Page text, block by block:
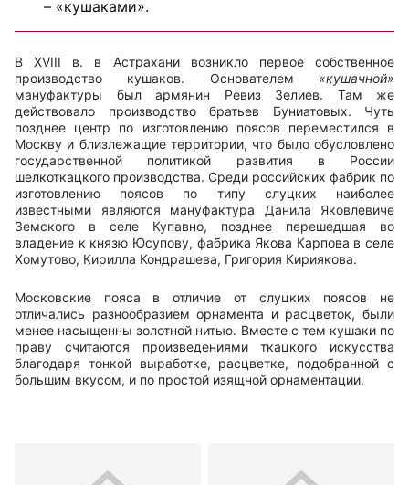
– «кушаками».
В XVIII в. в Астрахани возникло первое собственное
производство кушаков. Основателем «кушачной»
мануфактуры был армянин Ревиз Зелиев. Там же
действовало производство братьев Буниатовых. Чуть
позднее центр по изготовлению поясов переместился в
Москву и близлежащие территории, что было обусловлено
государственной политикой развития в России
шелкоткацкого производства. Среди российских фабрик по
изготовлению поясов по типу слуцких наиболее
известными являются мануфактура Данила Яковлевиче
Земского в селе Купавно, позднее перешедшая во
владение к князю Юсупову, фабрика Якова Карпова в селе
Хомутово, Кирилла Кондрашева, Григория Кириякова.
Московские пояса в отличие от слуцких поясов не
отличались разнообразием орнамента и расцветок, были
менее насыщенны золотной нитью. Вместе с тем кушаки по
праву считаются произведениями ткацкого искусства
благодаря тонкой выработке, расцветке, подобранной с
большим вкусом, и по простой изящной орнаментации.